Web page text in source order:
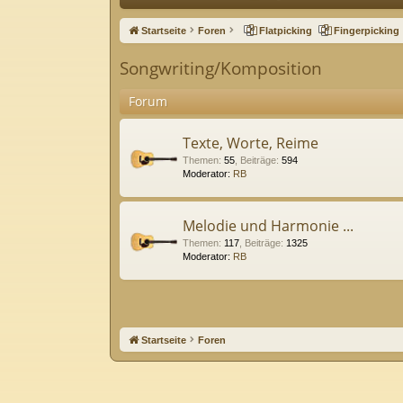
ne
ug
riff
Startseite Foren Flatpicking Fingerpicking
Songwriting/Komposition
Forum
Texte, Worte, Reime
Themen: 55 Beiträge: 594
Moderator: RB
Melodie und Harmonie ...
Themen: 117 Beiträge: 1325
Moderator: RB
Startseite Foren